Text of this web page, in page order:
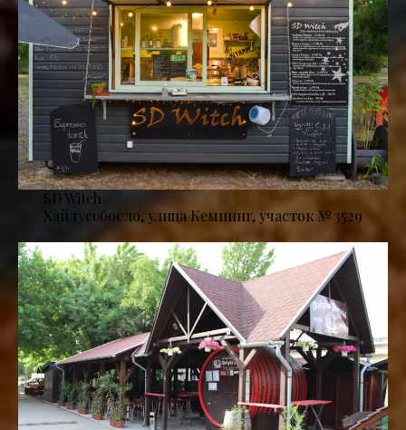
SD Witch
Хайдусобосло, улица Кемпинг, участок № 3529